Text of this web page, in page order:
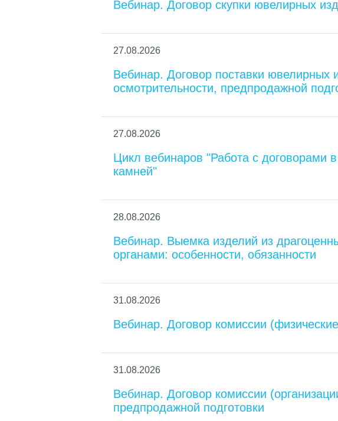
Вебинар. Договор скупки ювелирных
27.08.2026
Вебинар. Договор поставки ювелирных
осмотрительности, предпродажной
27.08.2026
Цикл вебинаров "Работа с договорами
камней"
28.08.2026
Вебинар. Выемка изделий из
органами: особенности, обязанности
31.08.2026
Вебинар. Договор комиссии
31.08.2026
Вебинар. Договор комиссии
предпродажной подготовки